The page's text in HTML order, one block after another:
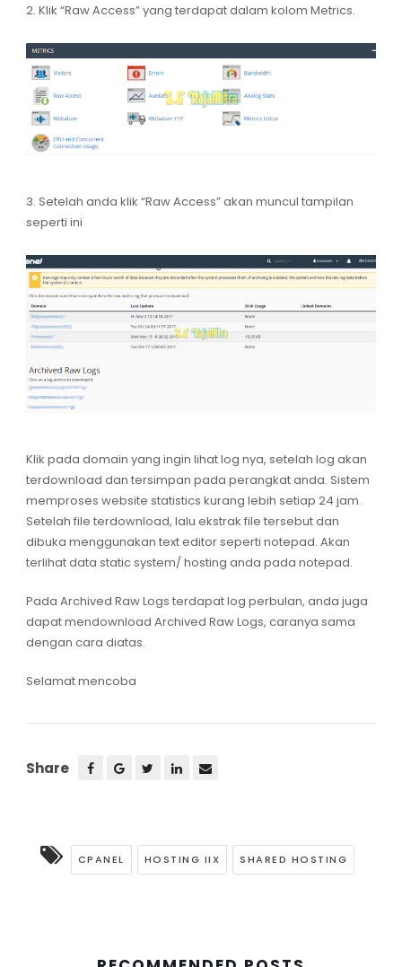
2. Klik “Raw Access” yang terdapat dalam kolom Metrics.
3. Setelah anda klik “Raw Access” akan muncul tampilan
seperti ini
Klik pada domain yang ingin lihat log nya, setelah log akan
terdownload dan tersimpan pada perangkat anda. Sistem
memproses website statistics kurang lebih setiap 24 jam.
Setelah file terdownload, lalu ekstrak file tersebut dan
dibuka menggunakan text editor seperti notepad. Akan
terlihat data static system/ hosting anda pada notepad.
Pada Archived Raw Logs terdapat log perbulan, anda juga
dapat mendownload Archived Raw Logs, caranya sama
dengan cara diatas.
Selamat mencoba
Share
CPANEL HOSTING IIX SHARED HOSTING